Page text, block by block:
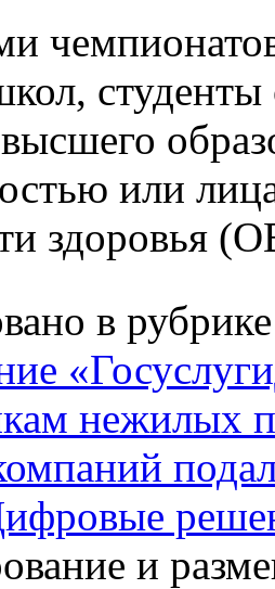
студенты
или
здоровья
в
нежилых
и